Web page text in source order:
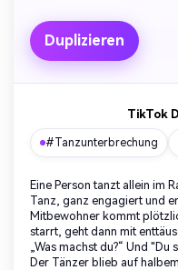
Duplizieren
TikTok
#Tanzunterbrechung
Eine Person tanzt allein im
Tanz, ganz engagiert und
Mitbewohner kommt
starrt, geht dann mit
„Was machst du?“ Und
Der Tänzer blieb auf